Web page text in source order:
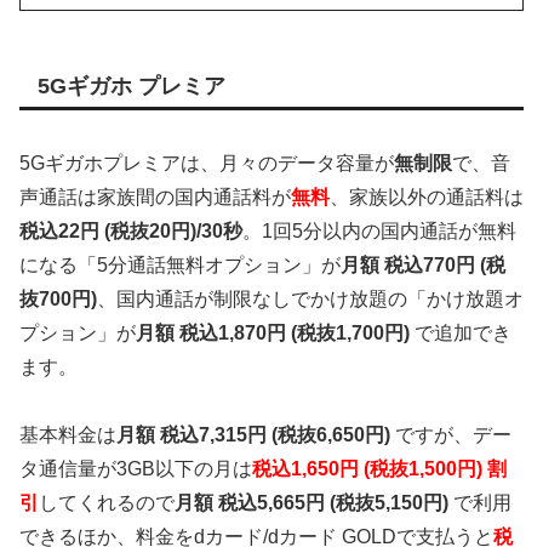
5Gギガホ プレミア
5Gギガホプレミアは、月々のデータ容量が無制限で、音
声通話は家族間の国内通話料が無料、家族以外の通話料は
税込22円 (税抜20円)/30秒。1回5分以内の国内通話が無料
になる「5分通話無料オプション」が月額 税込770円 (税
抜700円) 、国内通話が制限なしでかけ放題の「かけ放題オ
プション」が月額 税込1,870円 (税抜1,700円) で追加でき
ます。
基本料金は月額 税込7,315円 (税抜6,650円) ですが、デー
タ通信量が3GB以下の月は税込1,650円 (税抜1,500円) 割
引 してくれるので月額 税込5,665円 (税抜5,150円) で利用
できるほか、料金をdカード/dカード GOLDで支払うと税